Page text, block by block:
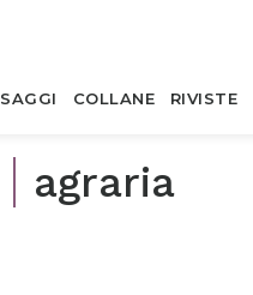
SAGGI COLLANE RIVISTE
agraria